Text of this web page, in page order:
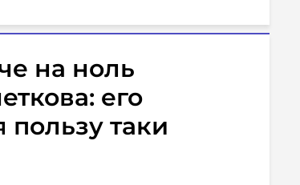
на ноль
его
пользу таки